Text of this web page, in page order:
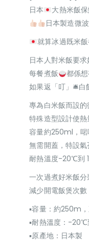
日本
大熱米飯
日本製造微
就算冰過既米
日本人對米飯要求
每餐煮飯
都係
如果返「叮」🛎白
專為白米飯而設
特殊造型設計使
容量約250ml，
無需開蓋，特設
耐熱溫度-20℃到
一次過煮好米飯
減少開電飯煲次
▪容量：約250m，
▪耐熱溫度：-
▪原產地：日本製